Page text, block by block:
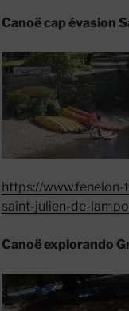
Canoë cap évasion
https://
saint-julien-de-
Canoë explorando